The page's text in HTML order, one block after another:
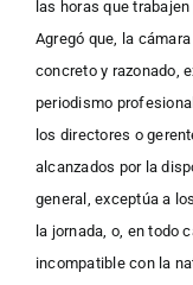
las horas que
Agregó que, la
concreto y razonado,
periodismo
los directores o
alcanzados por la
general, exceptúa a
la jornada, o, en todo
incompatible con la